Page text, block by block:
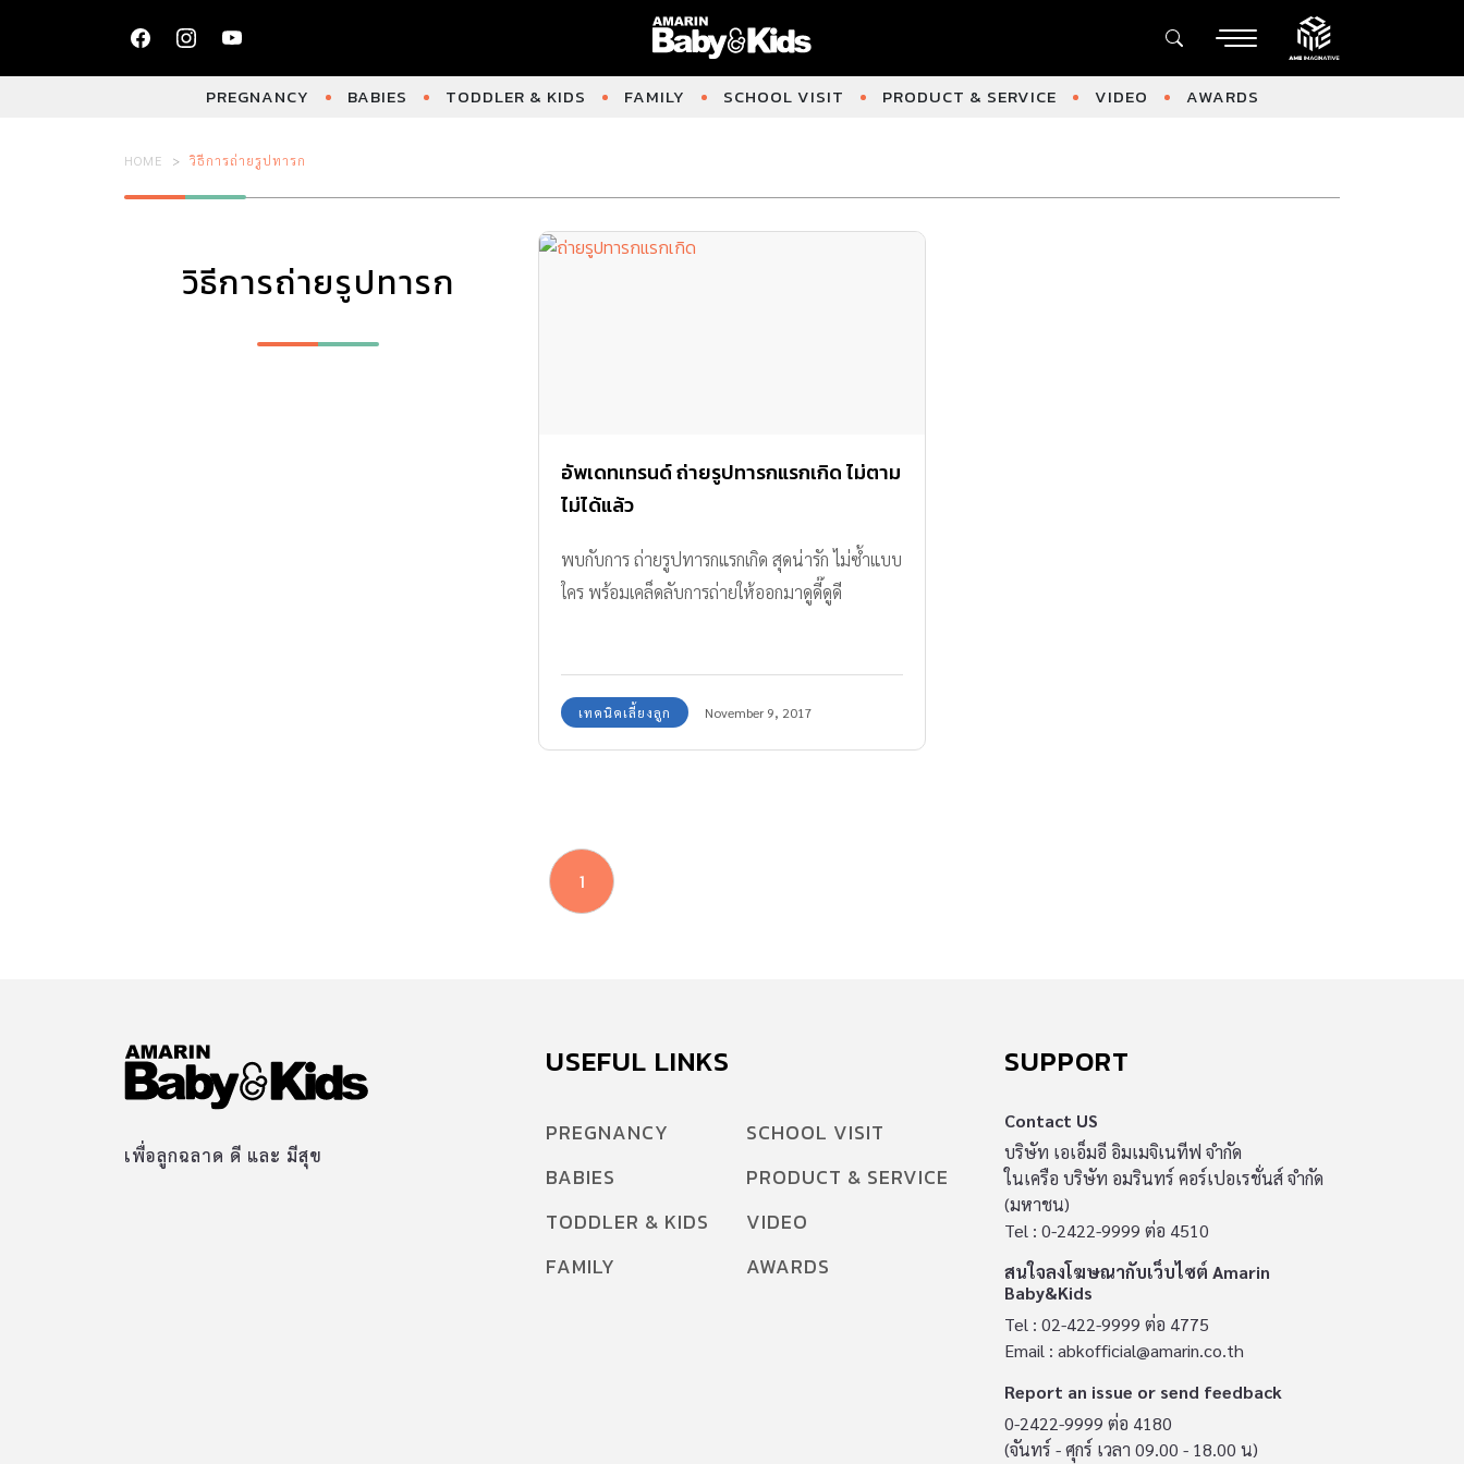
PREGNANCY BABIES TODDLER & KIDS FAMILY SCHOOL VISIT PRODUCT & SERVICE VIDEO AWARDS
HOME วิธีการถ่ายรูปทารก
วิธีการถ่ายรูปทารก
อัพเดทเทรนด์ ถ่ายรูปทารกแรกเกิด ไม่ตาม
ไม่ได้แล้ว
พบกับการ ถ่ายรูปทารกแรกเกิด สุดน่ารัก ไม่ซ้ำแบบ
ใคร พร้อมเคล็ดลับการถ่ายให้ออกมาดูดี๊ดูดี
เทคนิคเลี้ยงลูก November 9, 2017
1
เพื่อลูกฉลาด ดี และ มีสุข
USEFUL LINKS
PREGNANCY
BABIES
TODDLER & KIDS
FAMILY
SCHOOL VISIT
PRODUCT & SERVICE
VIDEO
AWARDS
SUPPORT
Contact US
บริษัท เอเอ็มอี อิมเมจิเนทีฟ จำกัด
ในเครือ บริษัท อมรินทร์ คอร์เปอเรชั่นส์ จำกัด
(มหาชน)
Tel : 0-2422-9999 ต่อ 4510
สนใจลงโฆษณากับเว็บไซต์ Amarin
Baby&Kids
Tel : 02-422-9999 ต่อ 4775
Email : abkofficial@amarin.co.th
Report an issue or send feedback
0-2422-9999 ต่อ 4180
(จันทร์ - ศุกร์ เวลา 09.00 - 18.00 น)